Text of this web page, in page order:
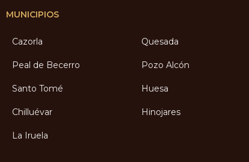
MUNICIPIOS
Cazorla
Peal de Becerro
Santo Tomé
Chilluévar
La Iruela
Quesada
Pozo Alcón
Huesa
Hinojares